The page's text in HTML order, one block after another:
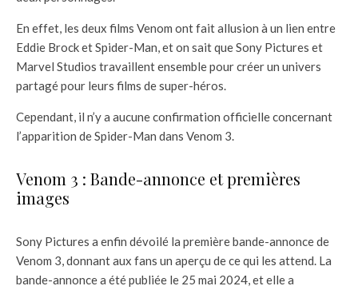
En effet, les deux films Venom ont fait allusion à un lien entre
Eddie Brock et Spider-Man, et on sait que Sony Pictures et
Marvel Studios travaillent ensemble pour créer un univers
partagé pour leurs films de super-héros.
Cependant, il n’y a aucune confirmation officielle concernant
l’apparition de Spider-Man dans Venom 3.
Venom 3 : Bande-annonce et premières
images
Sony Pictures a enfin dévoilé la première bande-annonce de
Venom 3, donnant aux fans un aperçu de ce qui les attend. La
bande-annonce a été publiée le 25 mai 2024, et elle a